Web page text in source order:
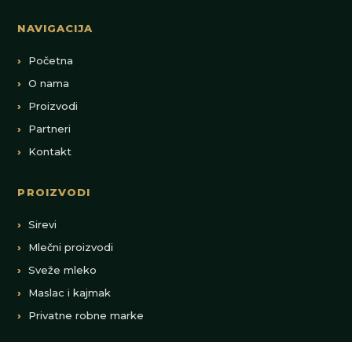
NAVIGACIJA
Početna
O nama
Proizvodi
Partneri
Kontakt
PROIZVODI
Sirevi
Mlečni proizvodi
Sveže mleko
Maslac i kajmak
Privatne robne marke